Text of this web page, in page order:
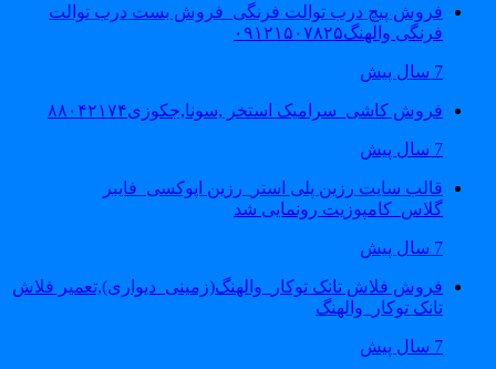
فروش پیچ درب توالت فرنگی_فروش بست درب توالت
فرنگی والهنگ۰۹۱۲۱۵۰۷۸۲۵
فروش کاشی_سرامیک استخر ,سونا,جکوزی۸۸۰۴۲۱۷۴
قالب سایت رزین پلی استر_رزین اپوکسی_فایبر
گلاس_کامپوزیت رونمایی شد
فروش فلاش تانک توکار_والهنگ(زمینی_دیواری),تعمیر فلاش
تانک توکار_والهنگ